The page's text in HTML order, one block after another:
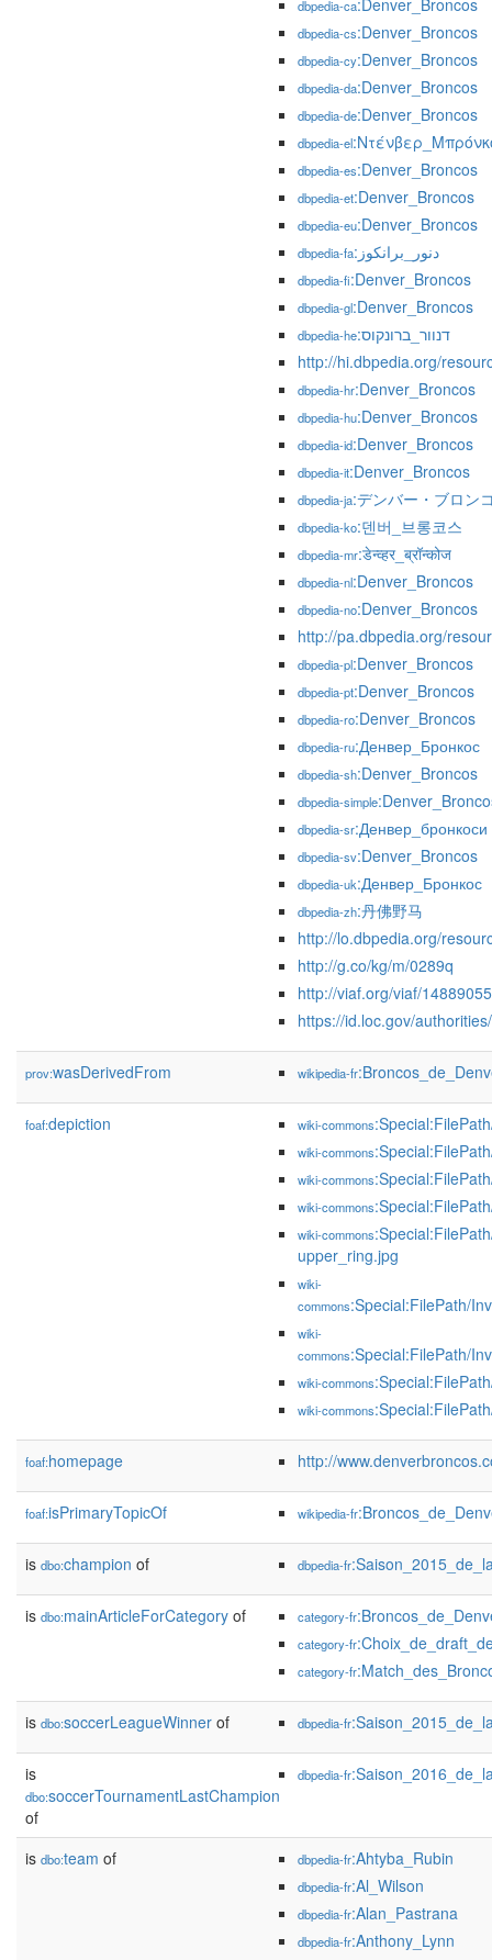
dbpedia-ca:Denver_Broncos
dbpedia-cs:Denver_Broncos
dbpedia-cy:Denver_Broncos
dbpedia-da:Denver_Broncos
dbpedia-de:Denver_Broncos
dbpedia-el
dbpedia-es:Denver_Broncos
dbpedia-et:Denver_Broncos
dbpedia-eu:Denver_Broncos
dbpedia-fa :دنور_برانکوز
dbpedia-fi:Denver_Broncos
dbpedia-gl:Denver_Broncos
dbpedia-he :דנוור_ברונקוס
http://hi.dbpedia.org/
dbpedia-hr:Denver_Broncos
dbpedia-hu:Denver_Broncos
dbpedia-id:Denver_Broncos
dbpedia-it:Denver_Broncos
dbpedia-ja:デンバー・ブロン
dbpedia-ko:덴버_브롱코스
dbpedia-mr:डेन्व्हर_ब्रॉन्कोज
dbpedia-nl:Denver_Broncos
dbpedia-no:Denver_Broncos
http://pa.dbpedia.org/
dbpedia-pl:Denver_Broncos
dbpedia-pt:Denver_Broncos
dbpedia-ro:Denver_Broncos
dbpedia-ru:Денвер_Бронкос
dbpedia-sh:Denver_Broncos
dbpedia-simple
dbpedia-sr:Денвер_бронкоси
dbpedia-sv:Denver_Broncos
dbpedia-uk:Денвер_Бронкос
dbpedia-zh:丹佛野马
http://lo.dbpedia.org/
http://g.co/kg/m/0289q
http://viaf.org/viaf/
https://id.loc.gov/
prov:wasDerivedFrom wikipedia-fr
foaf:depiction wiki-commons
wiki-commons
wiki-commons
wiki-commons
wiki-commons
upper_ring.jpg
wiki-
commons:Special:FilePath/
wiki-
commons:Special:FilePath/
wiki-commons
wiki-commons
foaf:homepage http://
foaf:isPrimaryTopicOf wikipedia-fr
is dbo:champion of dbpedia-fr
is dbo:mainArticleForCategory of category-fr
category-fr
category-fr
is dbo:soccerLeagueWinner of dbpedia-fr
is
dbo:soccerTournamentLastChampion
of
dbpedia-fr
is dbo:team of dbpedia-fr:Ahtyba_Rubin
dbpedia-fr:Al_Wilson
dbpedia-fr:Alan_Pastrana
dbpedia-fr:Anthony_Lynn